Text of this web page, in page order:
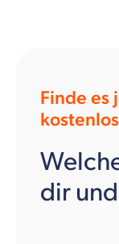
Finde es
dir